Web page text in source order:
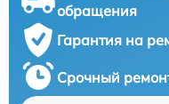
обращения
Гарантия на
Срочный